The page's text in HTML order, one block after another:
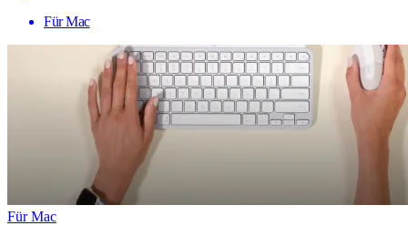
Für Mac
Für Mac